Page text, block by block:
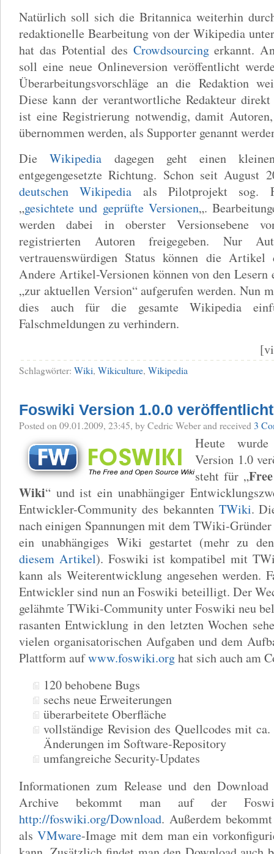
Natürlich soll sich die Britannica weiterhin
redaktionelle Bearbeitung von der Wikipedia
hat das Potential des Crowdsourcingerkannt.
soll eine neue Onlineversion veröffentlicht
Überarbeitungsvorschläge an die Redaktion
Diese kann der verantwortliche Redakteur direkt
ist eine Registrierung notwendig, damit
übernommen werden, als Supporter genannt
DieWikipedia dagegen geht einen
entgegengesetzte Richtung. Schon seit
deutschen Wikipedia als Pilotprojekt sog.
„gesichtete und geprüfte Versionen„.
werden dabei in oberster Versionsebene
registrierten Autoren freigegeben. Nur
vertrauenswürdigen Status können die Artikel
Andere Artikel-Versionen können von den
„zur aktuellen Version“ aufgerufen werden. Nun
dies auch für die gesamte Wikipedia
Falschmeldungen zu verhindern.
Schlagwörter: Wiki, Wikiculture, Wikipedia
Foswiki Version 1.0.0 veröffentlicht
Posted on 09.01.2009, 23:45, by Cedric Weberand received 3
Heute
Version 1.0
steht für „
Wiki“ und ist ein unabhängiger
Entwickler-Community des bekannten TWiki.
nach einigen Spannungen mit dem TWiki-
ein unabhängiges Wiki gestartet (mehr zu
diesem Artikel). Foswiki ist kompatibel mit
kann als Weiterentwicklung angesehen werden.
Entwickler sind nun an Foswiki beteilligt. Der
gelähmte TWiki-Community unter Foswiki neu
rasanten Entwicklung in den letzten Wochen
vielen organisatorischen Aufgaben und dem
Plattform aufwww.foswiki.orghat sich auch am
120 behobene Bugs
sechs neue Erweiterungen
überarbeitete Oberfläche
vollständige Revision des Quellcodes mit
Änderungen im Software-Repository
umfangreiche Security-Updates
Informationen zum Release und den
Archive bekommt man auf der
http://foswiki.org/Download. Außerdem
als VMware-Image mit dem man ein